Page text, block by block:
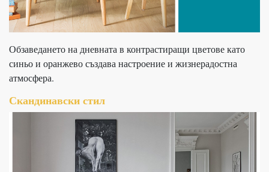
Обзаведането на дневната в контрастиращи цветове като
синьо и оранжево създава настроение и жизнерадостна
атмосфера.
Скандинавски стил